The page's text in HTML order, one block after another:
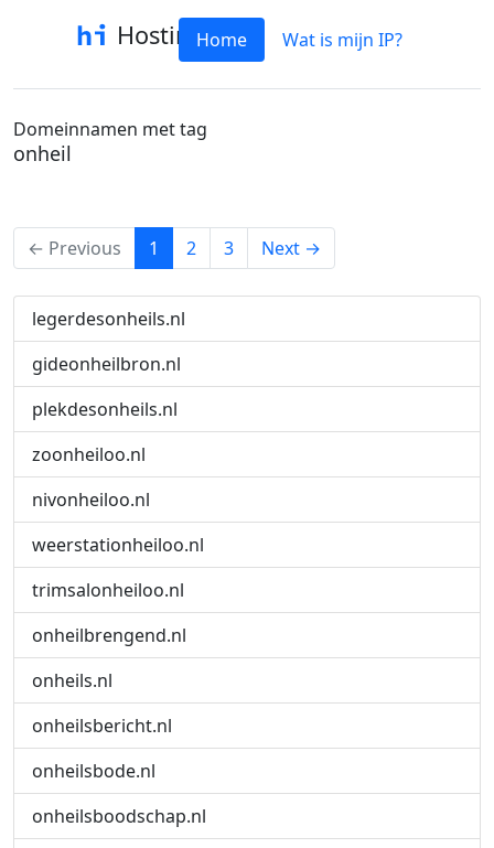
HostinfoHome Wat is mijn IP?
Domeinnamen met tag
onheil
← Previous 1 (current)
2 3 Next →
legerdesonheils.nl
gideonheilbron.nl
plekdesonheils.nl
zoonheiloo.nl
nivonheiloo.nl
weerstationheiloo.nl
trimsalonheiloo.nl
onheilbrengend.nl
onheils.nl
onheilsbericht.nl
onheilsbode.nl
onheilsboodschap.nl